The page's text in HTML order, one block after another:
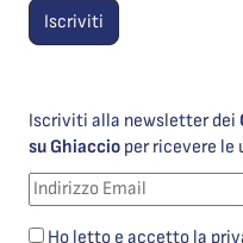
Iscriviti alla newsletter dei
su Ghiaccio per ricevere
Ho letto e accetto la